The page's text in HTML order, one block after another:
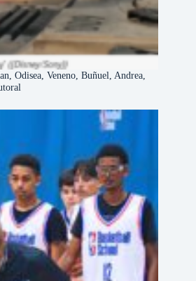
Odisea, Veneno, Buñuel, Andrea,